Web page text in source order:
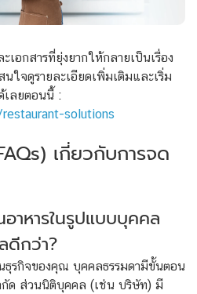
อกสารที่ยุ่งยากให้กลายเป็นเรื่อง
ใจดูรายละเอียดเพิ่มเติมและเริ่ม
เลยตอนนี้ :
solutions
เกี่ยวกับการจด
อาหารในรูปแบบบุคคล
ดีกว่า?
รกิจของคุณ บุคคลธรรมดามีขั้นตอน
กัด ส่วนนิติบุคคล (เช่น บริษัท) มี